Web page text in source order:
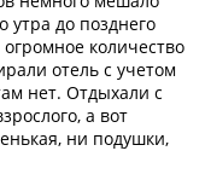
утра до позднего
количество
отель с учетом
нет. Отдыхали с
а вот
ни подушки,